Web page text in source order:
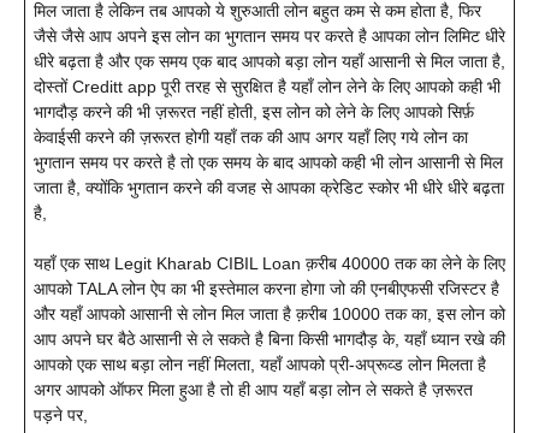
मिल जाता है लेकिन तब आपको ये शुरुआती लोन बहुत कम से कम होता है, फिर
जैसे जैसे आप अपने इस लोन का भुगतान समय पर करते है आपका लोन लिमिट धीरे
धीरे बढ़ता है और एक समय एक बाद आपको बड़ा लोन यहाँ आसानी से मिल जाता है,
दोस्तों Creditt app पूरी तरह से सुरक्षित है यहाँ लोन लेने के लिए आपको कही भी
भागदौड़ करने की भी ज़रूरत नहीं होती, इस लोन को लेने के लिए आपको सिर्फ़
केवाईसी करने की ज़रूरत होगी यहाँ तक की आप अगर यहाँ लिए गये लोन का
भुगतान समय पर करते है तो एक समय के बाद आपको कही भी लोन आसानी से मिल
जाता है, क्योंकि भुगतान करने की वजह से आपका क्रेडिट स्कोर भी धीरे धीरे बढ़ता
है,
यहाँ एक साथ Legit Kharab CIBIL Loan क़रीब 40000 तक का लेने के लिए
आपको TALA लोन ऐप का भी इस्तेमाल करना होगा जो की एनबीएफसी रजिस्टर है
और यहाँ आपको आसानी से लोन मिल जाता है क़रीब 10000 तक का, इस लोन को
आप अपने घर बैठे आसानी से ले सकते है बिना किसी भागदौड़ के, यहाँ ध्यान रखे की
आपको एक साथ बड़ा लोन नहीं मिलता, यहाँ आपको प्री-अप्रूव्ड लोन मिलता है
अगर आपको ऑफर मिला हुआ है तो ही आप यहाँ बड़ा लोन ले सकते है ज़रूरत
पड़ने पर,